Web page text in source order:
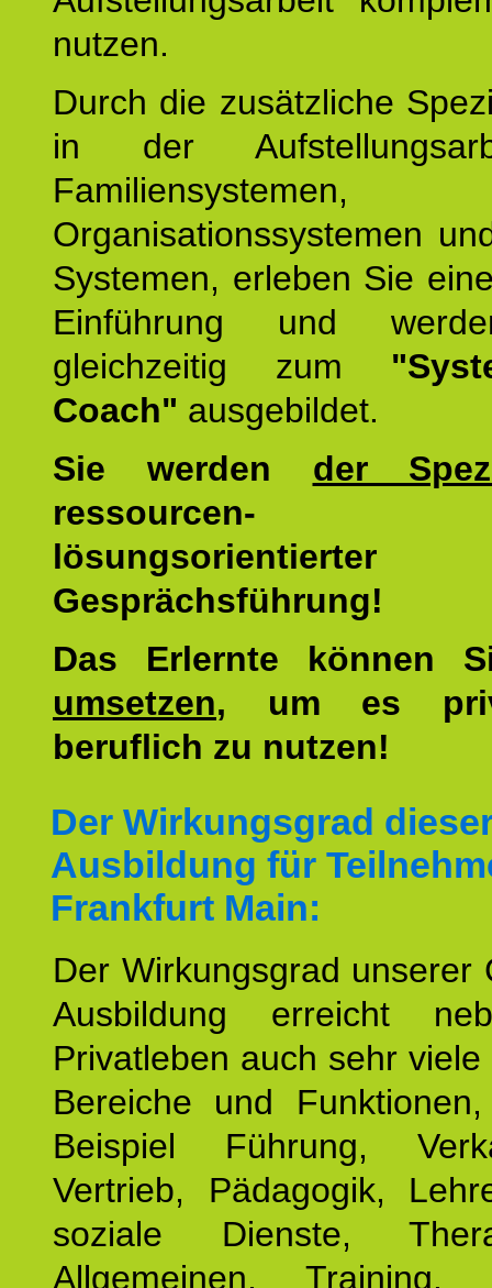
nutzen.
Durch die zusätzliche
in der
Familiensystemen,
Organisationssystemen
Systemen, erleben Sie
Einführung und
gleichzeitig zum
Coach" ausgebildet.
Sie werden der
lösungsorientierter
Gesprächsführung!
Das Erlernte können
umsetzen, um es
beruflich zu nutzen!
Der Wirkungsgrad
Ausbildung für
Frankfurt Main:
Der Wirkungsgrad unserer
Ausbildung erreicht
Privatleben auch sehr
Bereiche und
Beispiel Führung,
Vertrieb, Pädagogik,
soziale Dienste,
Allgemeinen, Training,